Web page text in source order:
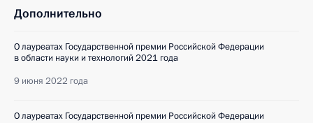
Дополнительно
О лауреатах Государственной премии Российской Федерации
в области науки и технологий 2021 года
9 июня 2022 года
О лауреатах Государственной премии Российской Федерации